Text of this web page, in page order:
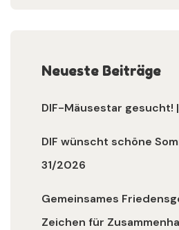
Neueste Beiträge
DIF-Mäusestar gesucht!
DIF wünscht schöne
31/2026
Gemeinsames
Zeichen für